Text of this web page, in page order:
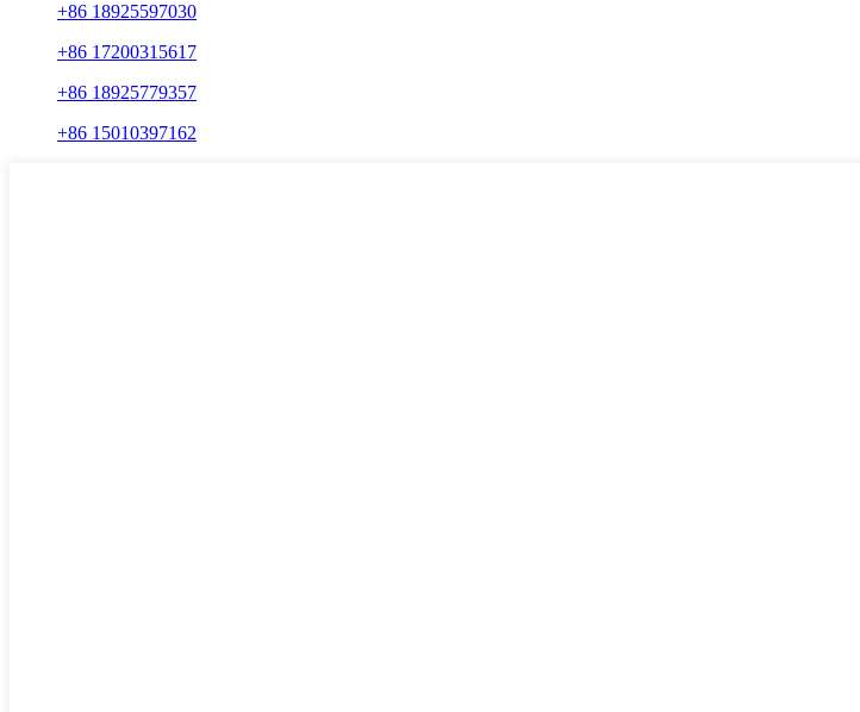
+86 18925597030
+86 17200315617
+86 18925779357
+86 15010397162